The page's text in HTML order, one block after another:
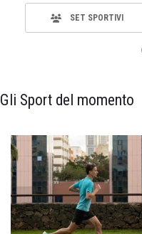
SET SPORTIVI
Gli Sport del momento